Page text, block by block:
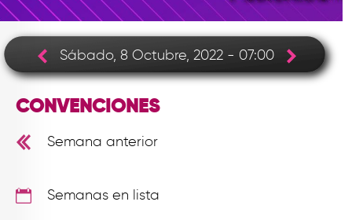
TOP
QUIÉNES SOMOS
CONTACTO
Sábado, 8 Octubre, 2022 - 07:00
CONVENCIONES
Semana anterior
Semanas en lista